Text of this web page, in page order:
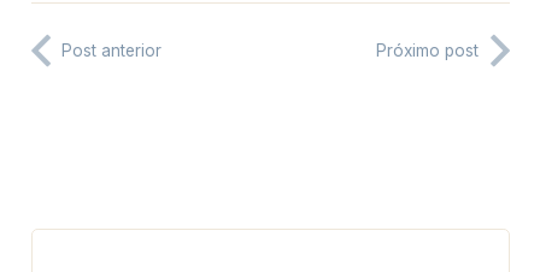
Post anterior Próximo post